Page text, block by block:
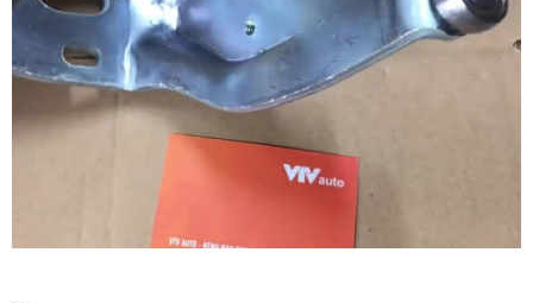
Dịch vụ hoàn hảo
Nhân viên bán hàng nhiệt tình, đóng gói sản phẩm cẩn thận, đổi trả
và bảo hành sản phẩm uy tín